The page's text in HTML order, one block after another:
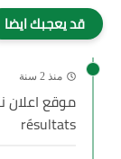
قد يعجبك ايضا
منذ 2 سنة
résultats